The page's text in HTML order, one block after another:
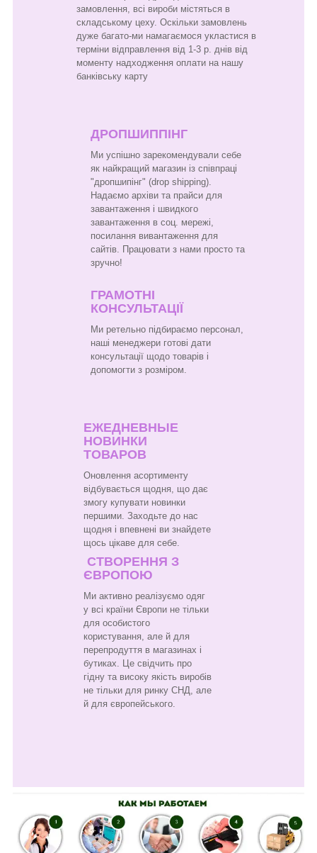
замовлення, всі вироби містяться в
складському цеху. Оскільки замовлень
дуже багато-ми намагаємося укластися в
терміни відправлення від 1-3 р. днів від
моменту надходження оплати на нашу
банківську карту
ДРОПШИППІНГ
Ми успішно зарекомендували себе
як найкращий магазин із співпраці
"дропшипінг" (drop shipping).
Надаємо архіви та прайси для
завантаження і швидкого
завантаження в соц. мережі,
посилання вивантаження для
сайтів. Працювати з нами просто та
зручно!
ГРАМОТНІ
КОНСУЛЬТАЦІЇ
Ми ретельно підбираємо персонал,
наші менеджери готові дати
консультації щодо товарів і
допомогти з розміром.
ЕЖЕДНЕВНЫЕ
НОВИНКИ
ТОВАРОВ
Оновлення асортименту
відбувається щодня, що дає
змогу купувати новинки
першими. Заходьте до нас
щодня і впевнені ви знайдете
щось цікаве для себе.
СТВОРЕННЯ З
ЄВРОПОЮ
Ми активно реалізуємо одяг
у всі країни Європи не тільки
для особистого
користування, але й для
перепродуття в магазинах і
бутиках. Це свідчить про
гідну та високу якість виробів
не тільки для ринку СНД, але
й для європейського.